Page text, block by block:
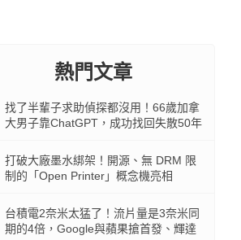
熱門文章
找了半輩子求助偵探都沒用！66歲加拿
大男子靠ChatGPT，成功找回失散50年
打破大廠墨水綁架！開源、無 DRM 限
制的「Open Printer」概念機亮相
台積電2奈米太猛了！流片量是3奈米同
期的4倍，Google與蘋果搶首發、輝達